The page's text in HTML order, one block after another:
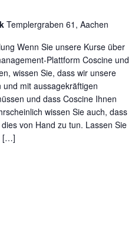
Templergraben 61, Aachen
Wenn Sie unsere Kurse über
Plattform Coscine und
wissen Sie, dass wir unsere
mit aussagekräftigen
und dass Coscine Ihnen
wissen Sie auch, dass
von Hand zu tun. Lassen Sie
[…]